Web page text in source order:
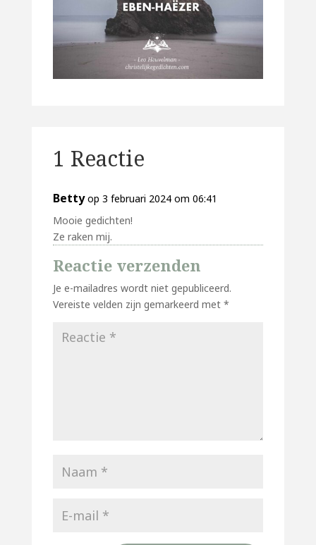
1 Reactie
Betty op 3 februari 2024 om 06:41
Mooie gedichten!
Ze raken mij.
Reactie verzenden
Je e-mailadres wordt niet gepubliceerd.
Vereiste velden zijn gemarkeerd met *